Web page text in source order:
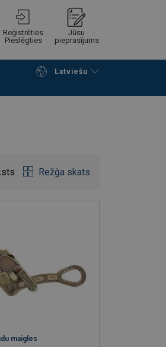
Reģistrēties
Pieslēgties
Jūsu
pieprasījums
Latviešu
pieprasījumu
Režģa skats
maigles